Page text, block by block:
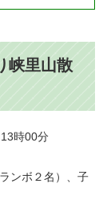
峡里山散
時00分
ンボ２名）、子